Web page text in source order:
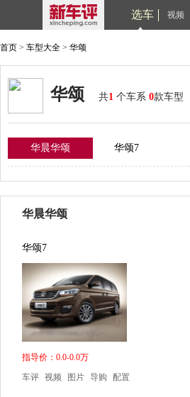
选车 视频
首页 > 车型大全 > 华颂
华颂 共1 个车系 0款车型
华晨华颂 华颂7
华晨华颂
华颂7
指导价：0.0-0.0万
车评 视频 图片 导购 配置